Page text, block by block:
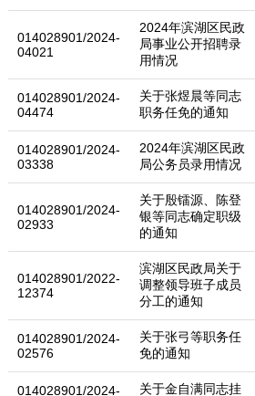
014028901/2024-
04021
2024年滨湖区民政
局事业公开招聘录
用情况
014028901/2024-
04474
关于张煜晨等同志
职务任免的通知
014028901/2024-
03338
2024年滨湖区民政
局公务员录用情况
014028901/2024-
02933
关于殷镭源、陈登
银等同志确定职级
的通知
014028901/2022-
12374
滨湖区民政局关于
调整领导班子成员
分工的通知
014028901/2024-
02576
关于张弓等职务任
免的通知
014028901/2024-
关于金自满同志挂